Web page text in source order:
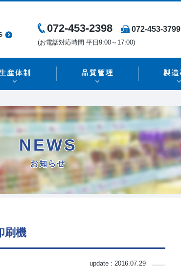
072-453-2398 072-453-3799
(お電話対応時間 平日9:00～17:00)
NEWS
お知らせ
刷機
update : 2016.07.29